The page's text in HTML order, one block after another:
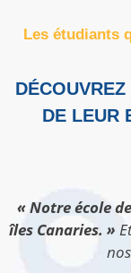
Les étudiants
DE LEUR
« Notre école
îles Canaries. »